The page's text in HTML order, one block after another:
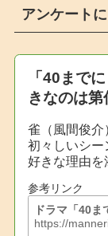
アンケート